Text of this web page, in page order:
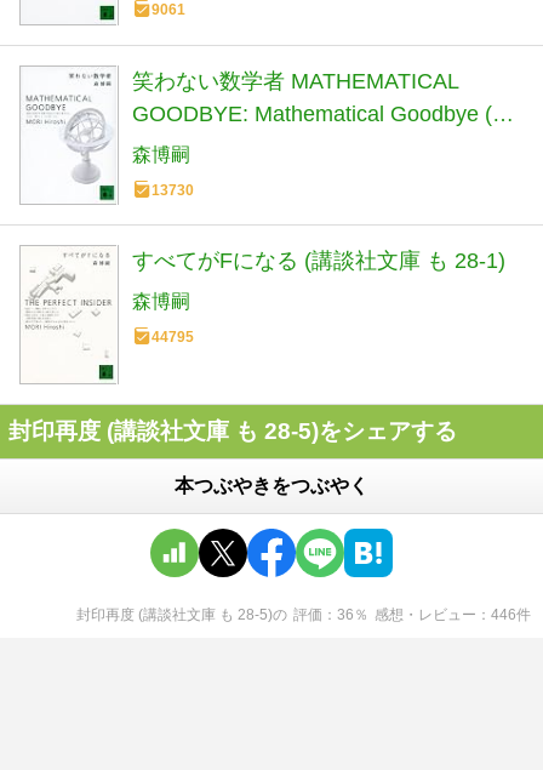
9061
笑わない数学者 MATHEMATICAL
GOODBYE: Mathematical Goodbye (講
談社文庫 も 28-3)
森博嗣
13730
すべてがFになる (講談社文庫 も 28-1)
森博嗣
44795
封印再度 (講談社文庫 も 28-5)をシェアする
本つぶやきをつぶやく
封印再度 (講談社文庫 も 28-5)の 評価 36 ％ 感想・レビュー 446件